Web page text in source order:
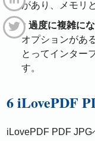
があり、メモリ
過度に複雑に
オプションがあ
とってインター
す。
6 iLovePDF
iLovePDF PDF